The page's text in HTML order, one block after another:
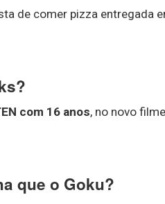
de comer pizza entregada
com 16 anos, no novo
que o Goku?